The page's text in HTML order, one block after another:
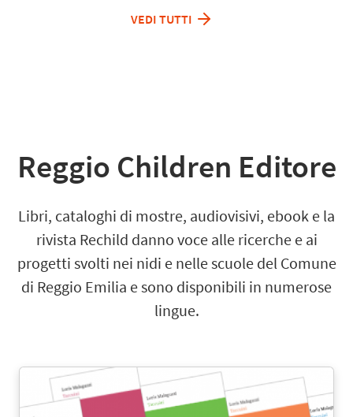
VEDI TUTTI
Reggio Children Editore
Libri, cataloghi di mostre, audiovisivi, ebook e la
rivista Rechild danno voce alle ricerche e ai
progetti svolti nei nidi e nelle scuole del Comune
di Reggio Emilia e sono disponibili in numerose
lingue.